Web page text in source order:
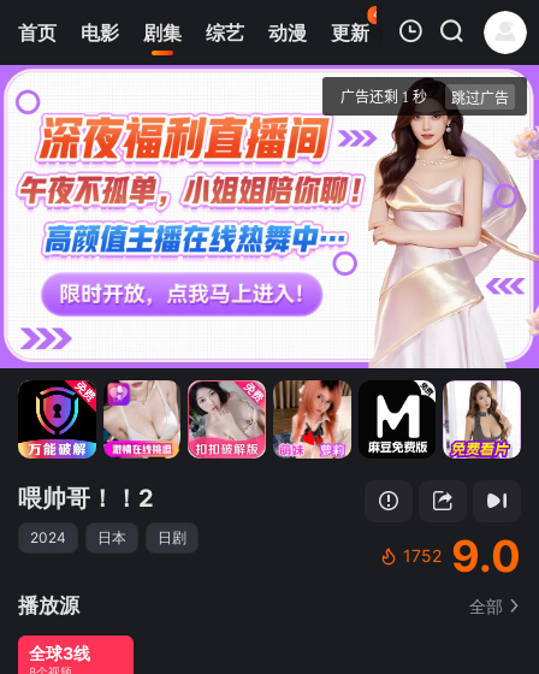
首页 电影 剧集 综艺 动漫 更新
45
热榜 APP
第01集
喂帅哥！！2
清空
喂帅哥！！2
2024 日本 日剧
1752 9.0
播放源 全部
全球3线